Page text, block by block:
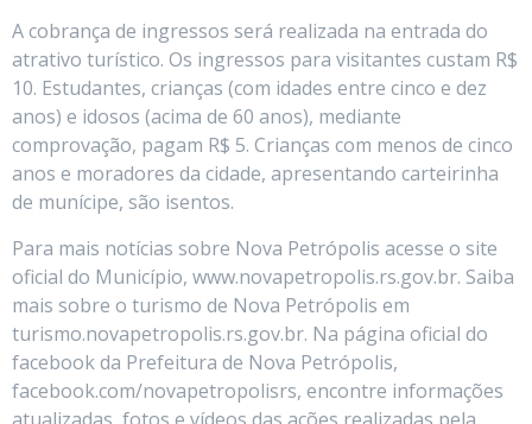
A cobrança de ingressos será realizada na entrada do
atrativo turístico. Os ingressos para visitantes custam R$
10. Estudantes, crianças (com idades entre cinco e dez
anos) e idosos (acima de 60 anos), mediante
comprovação, pagam R$ 5. Crianças com menos de cinco
anos e moradores da cidade, apresentando carteirinha
de munícipe, são isentos.
Para mais notícias sobre Nova Petrópolis acesse o site
oficial do Município, www.novapetropolis.rs.gov.br. Saiba
mais sobre o turismo de Nova Petrópolis em
turismo.novapetropolis.rs.gov.br. Na página oficial do
facebook da Prefeitura de Nova Petrópolis,
facebook.com/novapetropolisrs, encontre informações
atualizadas, fotos e vídeos das ações realizadas pela